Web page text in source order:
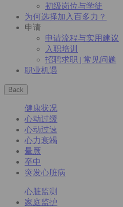
初级岗位与学徒
为何选择加入百多力？
申请
申请流程与实用建议
入职培训
招聘求职 | 常见问题
职业机遇
Back
健康状况
心动过缓
心动过速
心力衰竭
晕厥
卒中
突发心脏病
心脏监测
家庭监护